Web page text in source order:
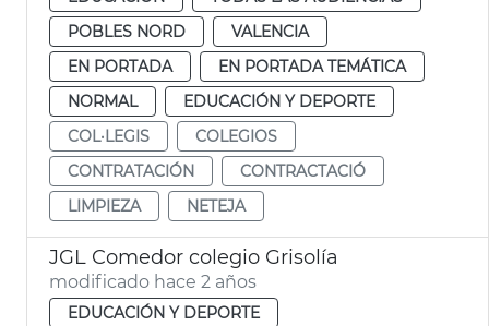
POBLES NORD
VALENCIA
EN PORTADA
EN PORTADA TEMÁTICA
NORMAL
EDUCACIÓN Y DEPORTE
COL·LEGIS
COLEGIOS
CONTRATACIÓN
CONTRACTACIÓ
LIMPIEZA
NETEJA
JGL Comedor colegio Grisolía
modificado hace 2 años
EDUCACIÓN Y DEPORTE